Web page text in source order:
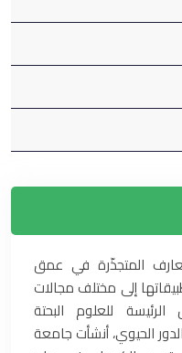
المتجذّرة في عمق
إلى مختلف مجالات
للعلوم البحتة
الحيوي، أنشأت جامعة